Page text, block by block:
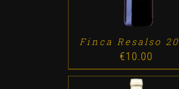
Finca Resalso
€10.00